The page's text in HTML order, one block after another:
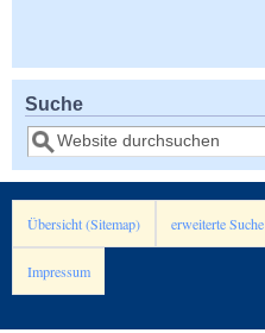
Suche
Suche
Übersicht (Sitemap) erweiterte Suche
Impressum